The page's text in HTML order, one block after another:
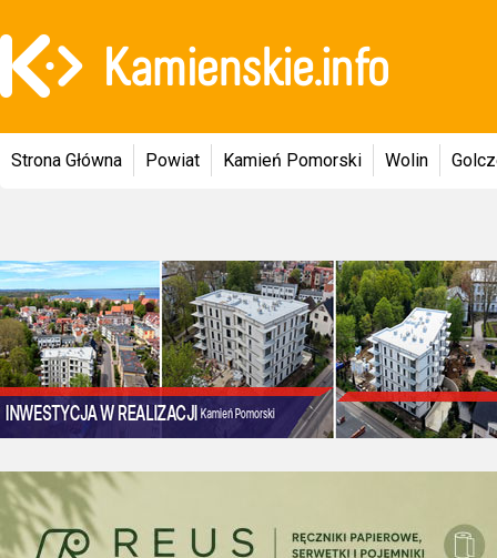
Strona Główna Powiat Kamień Pomorski Wolin